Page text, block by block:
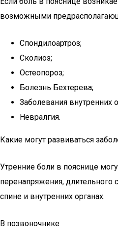
возможными
Спондилоартроз;
Сколиоз;
Остеопороз;
Болезнь Бехтерева;
Заболевания внутренних
Невралгия.
Какие могут развиваться
Утренние боли в пояснице
перенапряжения, длительного
спине и внутренних органах.
В позвоночнике